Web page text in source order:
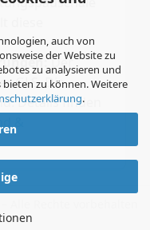
auch von
der Website zu
zu analysieren und
zu können. Weitere
.
diese
Der
GLS. Die
Details finden
&